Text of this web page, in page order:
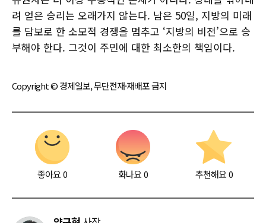
려 얻은 승리는 오래가지 않는다. 남은 50일, 지방의 미래
를 담보로 한 소모적 경쟁을 멈추고 ‘지방의 비전’으로 승
부해야 한다. 그것이 주민에 대한 최소한의 책임이다.
Copyright © 경제일보, 무단전재·재배포 금지
좋아요0 화나요0 추천해요 0